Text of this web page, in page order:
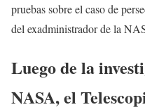
pruebas sobre el caso de
del exadministrador de la
Luego de la
NASA, el